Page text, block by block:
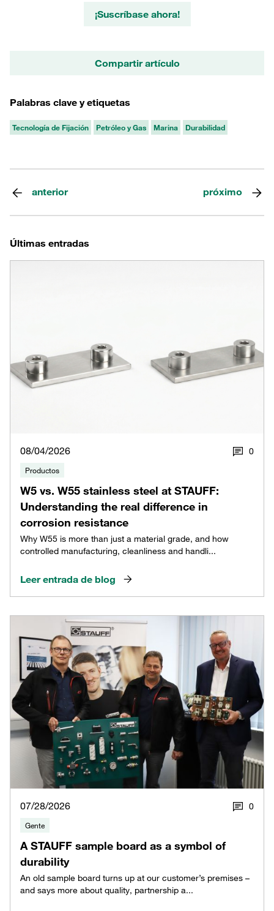
¡Suscríbase ahora!
Compartir artículo
Palabras clave y etiquetas
Tecnología de Fijación Petróleo y Gas Marina Durabilidad
anterior próximo
Últimas entradas
08/04/2026 0
Productos
W5 vs. W55 stainless steel at STAUFF:
Understanding the real difference in
corrosion resistance
Why W55 is more than just a material grade, and how
controlled manufacturing, cleanliness and handli...
Leer entrada de blog
07/28/2026 0
Gente
A STAUFF sample board as a symbol of
durability
An old sample board turns up at our customer’s premises –
and says more about quality, partnership a...